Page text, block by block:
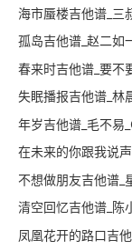
海市蜃楼吉他谱_三
孤岛吉他谱_赵二如
春来时吉他谱_要不
失眠播报吉他谱_林
年岁吉他谱_毛不易
在未来的你跟我说声
不想做朋友吉他谱_
清空回忆吉他谱_陈
凤凰花开的路口吉